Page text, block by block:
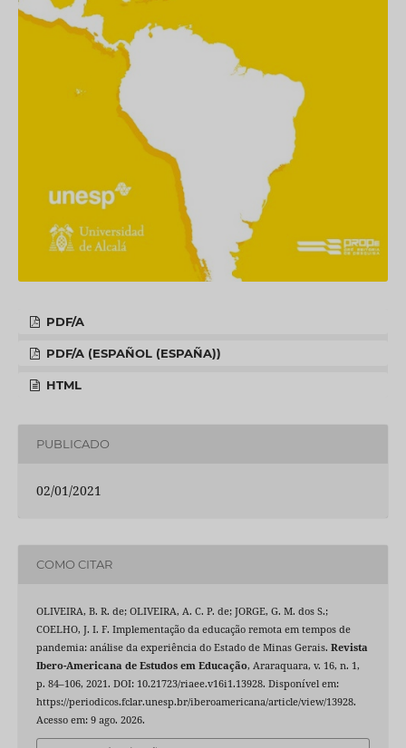
PDF/A
PDF/A (ESPAÑOL (ESPAÑA))
HTML
PUBLICADO
02/01/2021
COMO CITAR
OLIVEIRA, B. R. de; OLIVEIRA, A. C. P. de; JORGE, G. M. dos S.;
COELHO, J. I. F. Implementação da educação remota em tempos de
pandemia: análise da experiência do Estado de Minas Gerais. Revista
Ibero-Americana de Estudos em Educação, Araraquara, v. 16, n. 1,
p. 84–106, 2021. DOI: 10.21723/riaee.v16i1.13928. Disponível em:
https://periodicos.fclar.unesp.br/iberoamericana/article/view/13928.
Acesso em: 9 ago. 2026.